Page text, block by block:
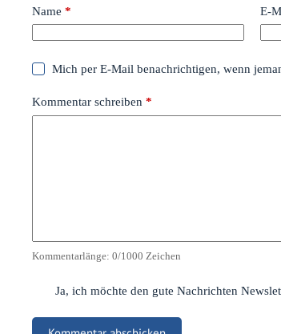
Name * E-
Mich per E-Mail benachrichtigen, wenn
Kommentar schreiben *
Kommentarlänge: 0/1000 Zeichen
Ja, ich möchte den gute Nachrichten